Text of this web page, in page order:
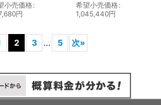
小売価格:
円
希望小売価格:
1,045,440円
2 3 ... 5 次»